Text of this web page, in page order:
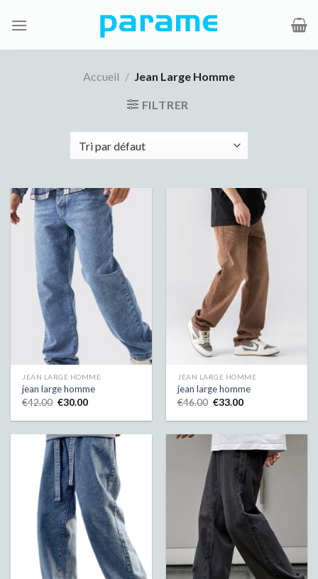
Accueil / Jean Large Homme
FILTRER
JEAN LARGE HOMME
jean large homme
€42.00 €30.00
JEAN LARGE HOMME
jean large homme
€46.00 €33.00